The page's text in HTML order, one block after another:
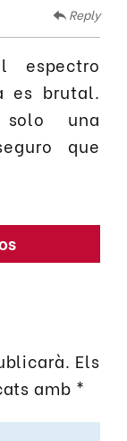
Reply
espectro
es brutal.
solo una
que
Els
amb *